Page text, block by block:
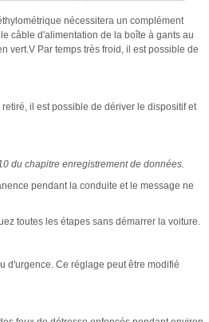
nécessitera un complément
câble d'alimentation de la boîte à gants au
vert.V Par temps très froid, il est possible de
il est possible de dériver le dispositif et
du chapitre enregistrement de données.
pendant la conduite et le message ne
toutes les étapes sans démarrer la voiture.
d'urgence. Ce réglage peut être modifié